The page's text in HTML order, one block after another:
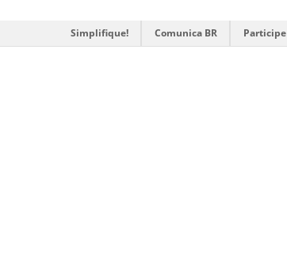
Simplifique! Comunica BR Participe